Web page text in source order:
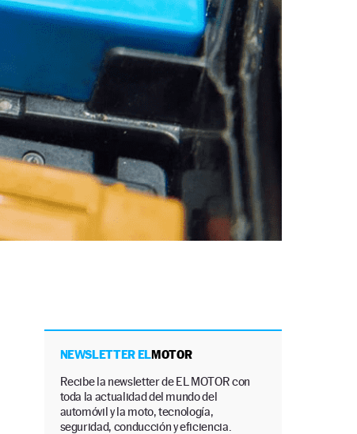
NEWSLETTER ELMOTOR
Recibe la newsletter de EL MOTOR con
toda la actualidad del mundo del
automóvil y la moto, tecnología,
seguridad, conducción y eficiencia.